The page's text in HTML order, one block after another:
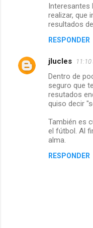
a
Interesantes
realizar, que
resultados
RESPONDER
jlucles 11:10
Dentro de
seguro que
resutados
quiso decir
También es
el fútbol. Al
alma.
RESPONDER